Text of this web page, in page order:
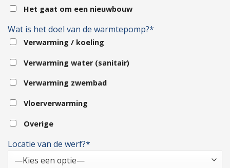
Het gaat om een nieuwbouw
Wat is het doel van de warmtepomp?*
Verwarming / koeling
Verwarming water (sanitair)
Verwarming zwembad
Vloerverwarming
Overige
Locatie van de werf?*